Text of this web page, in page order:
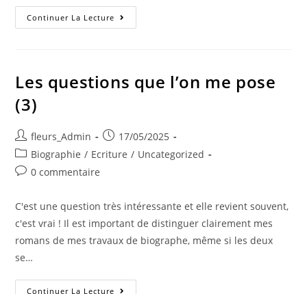
Continuer La Lecture
Les questions que l’on me pose
(3)
fleurs_Admin
17/05/2025
Biographie / Ecriture / Uncategorized
0 commentaire
C'est une question très intéressante et elle revient souvent,
c'est vrai ! Il est important de distinguer clairement mes
romans de mes travaux de biographe, même si les deux
se…
Continuer La Lecture